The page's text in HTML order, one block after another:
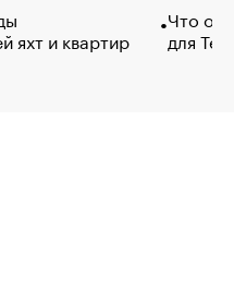
яхт и квартир
Что
для